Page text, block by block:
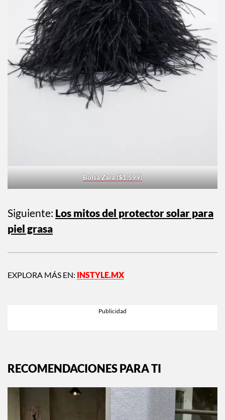
Bolsa Zara ($1,599)
Siguiente: Los mitos del protector solar para
piel grasa
EXPLORA MÁS EN: INSTYLE.MX
RECOMENDACIONES PARA TI